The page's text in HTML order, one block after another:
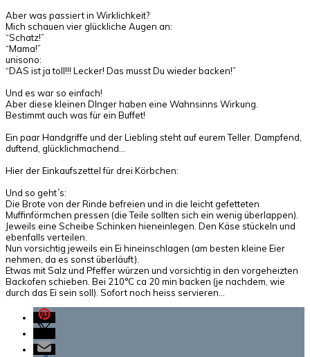
Aber was passiert in Wirklichkeit?
Mich schauen vier glückliche Augen an:
“Schatz!”
“Mama!”
unisono:
“DAS ist ja toll!!! Lecker! Das musst Du wieder backen!”
Und es war so einfach!
Aber diese kleinen DInger haben eine Wahnsinns Wirkung.
Bestimmt auch was für ein Buffet!
Ein paar Handgriffe und der Liebling steht auf eurem Teller. Dampfend,
duftend, glücklichmachend…
Hier der Einkaufszettel für drei Körbchen:
Und so geht´s:
Die Brote von der Rinde befreien und in die leicht gefetteten
Muffinförmchen pressen (die Teile sollten sich ein wenig überlappen).
Jeweils eine Scheibe Schinken hieneinlegen. Den Käse stückeln und
ebenfalls verteilen.
Nun vorsichtig jeweils ein Ei hineinschlagen (am besten kleine Eier
nehmen, da es sonst überläuft).
Etwas mit Salz und Pfeffer würzen und vorsichtig in den vorgeheizten
Backofen schieben. Bei 210°C ca 20 min backen (je nachdem, wie
durch das Ei sein soll). Sofort noch heiss servieren…